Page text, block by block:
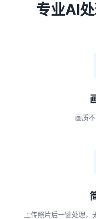
专业AI
画质
上传照片后一键处理，